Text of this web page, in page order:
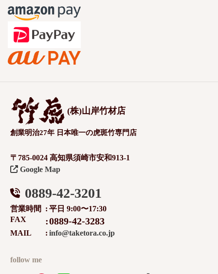
(株)山岸竹材店
創業明治27年 日本唯一の虎斑竹専門店
〒785-0024 高知県須崎市安和913-1
Google Map
0889-42-3201
営業時間
平日 9:00〜17:30
FAX
0889-42-3283
MAIL info@taketora.co.jp
follow me